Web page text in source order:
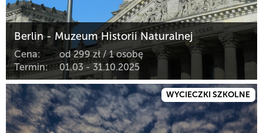
Berlin - Muzeum Historii Naturalnej
Cena:
od 299 zł / 1 osobę
Termin:
01.03 - 31.10.2025
WYCIECZKI SZKOLNE